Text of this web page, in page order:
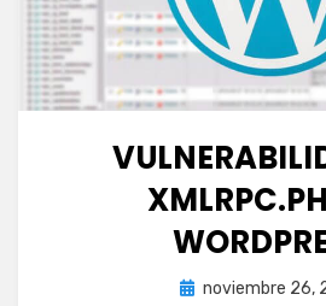
por
Publicada
noviembre 26,